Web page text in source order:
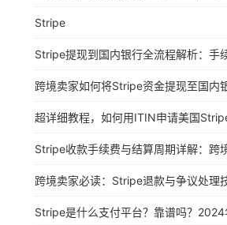
Stripe
超详细教程，如何用ITIN申请美国
Stripe收款手续费与结算周期详解：跨
跨境卖家必读：Stripe退款与争议处理
Stripe是什么支付平台？靠谱吗？